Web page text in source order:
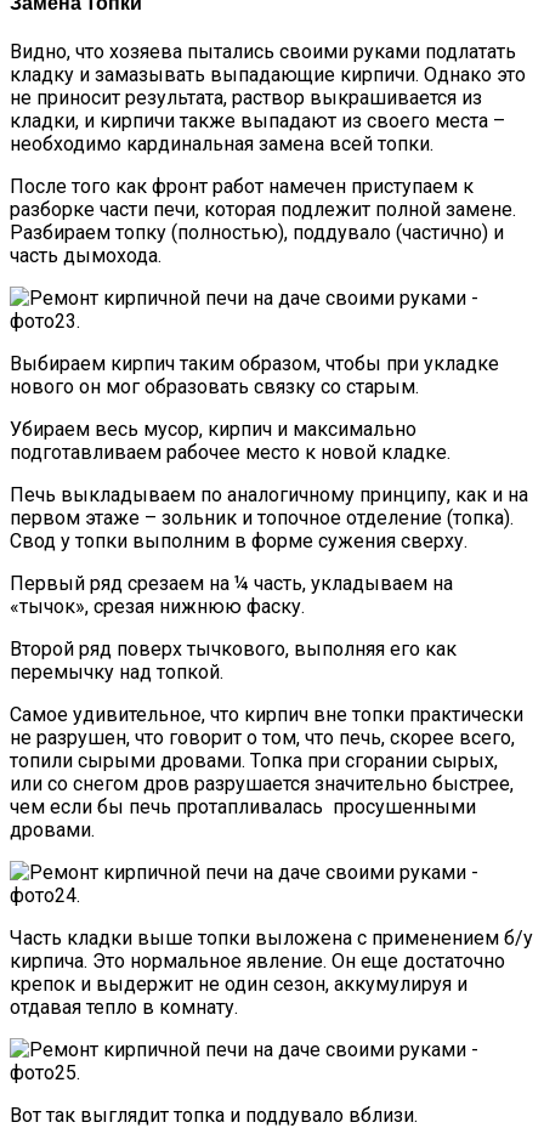
Видно, что хозяева пытались своими руками подлатать
кладку и замазывать выпадающие кирпичи. Однако это
не приносит результата, раствор выкрашивается из
кладки, и кирпичи также выпадают из своего места –
необходимо кардинальная замена всей топки.
После того как фронт работ намечен приступаем к
разборке части печи, которая подлежит полной замене.
Разбираем топку (полностью), поддувало (частично) и
часть дымохода.
Выбираем кирпич таким образом, чтобы при укладке
нового он мог образовать связку со старым.
Убираем весь мусор, кирпич и максимально
подготавливаем рабочее место к новой кладке.
Печь выкладываем по аналогичному принципу, как и на
первом этаже – зольник и топочное отделение (топка).
Свод у топки выполним в форме сужения сверху.
Первый ряд срезаем на ¼ часть, укладываем на
«тычок», срезая нижнюю фаску.
Второй ряд поверх тычкового, выполняя его как
перемычку над топкой.
Самое удивительное, что кирпич вне топки практически
не разрушен, что говорит о том, что печь, скорее всего,
топили сырыми дровами. Топка при сгорании сырых,
или со снегом дров разрушается значительно быстрее,
чем если бы печь протапливалась просушенными
дровами.
Часть кладки выше топки выложена с применением б/у
кирпича. Это нормальное явление. Он еще достаточно
крепок и выдержит не один сезон, аккумулируя и
отдавая тепло в комнату.
Вот так выглядит топка и поддувало вблизи.